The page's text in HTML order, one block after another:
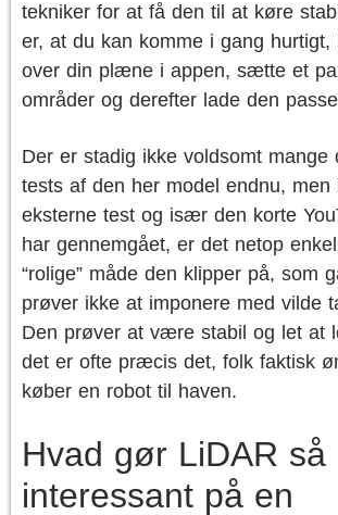
tekniker for at få den til at køre
er, at du kan komme i gang hurtigt,
over din plæne i appen, sætte et
områder og derefter lade den
Der er stadig ikke voldsomt mange
tests af den her model endnu, men
eksterne test og især den korte
har gennemgået, er det netop
“rolige” måde den klipper på, som
prøver ikke at imponere med vilde
Den prøver at være stabil og let at
det er ofte præcis det, folk faktisk
køber en robot til haven.
Hvad gør LiDAR så
interessant på en